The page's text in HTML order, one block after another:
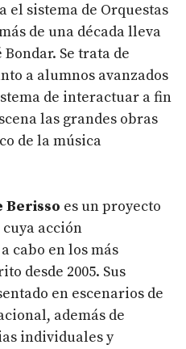
sistema de Orquestas
de una década lleva
Se trata de
a alumnos avanzados
de interactuar a fin
las grandes obras
de la música
Berisso es un proyecto
acción
cabo en los más
desde 2005. Sus
en escenarios de
además de
individuales y